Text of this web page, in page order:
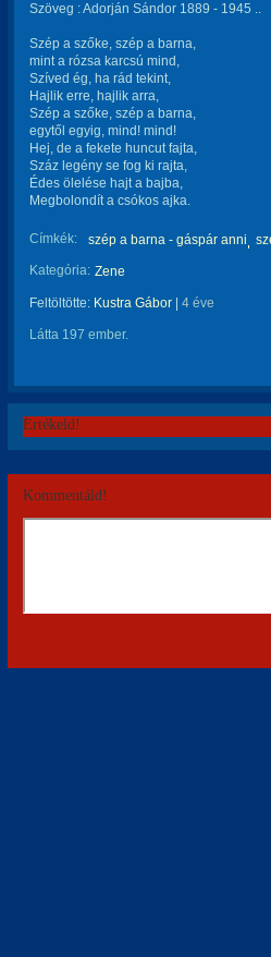
Szöveg : Adorján Sándor 1889 - 1945 ..
Szép a szőke, szép a barna,
mint a rózsa karcsú mind,
Szíved ég, ha rád tekint,
Hajlik erre, hajlik arra,
Szép a szőke, szép a barna,
egytől egyig, mind! mind!
Hej, de a fekete huncut fajta,
Száz legény se fog ki rajta,
Édes ölelése hajt a bajba,
Megbolondít a csókos ajka.
Címkék: szép a barna - gáspár anni
Kategória: Zene
Feltöltötte: Kustra Gábor 4 éve
Látta 197 ember.
Értékeld!
Kommentáld!